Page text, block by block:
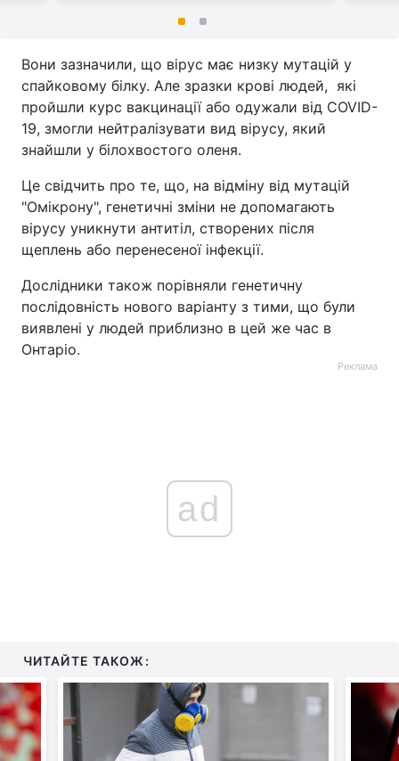
Вони зазначили, що вірус має низку мутацій у
спайковому білку. Але зразки крові людей, які
пройшли курс вакцинації або одужали від COVID-
19, змогли нейтралізувати вид вірусу, який
знайшли у білохвостого оленя.
Це свідчить про те, що, на відміну від мутацій
"Омікрону", генетичні зміни не допомагають
вірусу уникнути антитіл, створених після
щеплень або перенесеної інфекції.
Дослідники також порівняли генетичну
послідовність нового варіанту з тими, що були
виявлені у людей приблизно в цей же час в
Онтаріо.
Реклама
ad
ЧИТАЙТЕ ТАКОЖ: